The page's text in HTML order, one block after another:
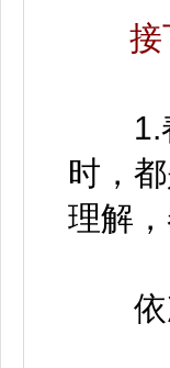
接
1.春
时，
理解
依次